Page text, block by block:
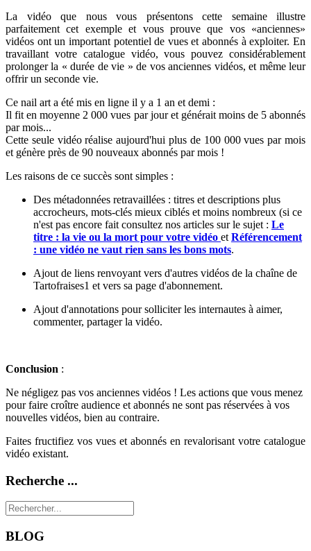
La vidéo que nous vous présentons cette semaine illustre
parfaitement cet exemple et vous prouve que vos «anciennes»
vidéos ont un important potentiel de vues et abonnés à exploiter. En
travaillant votre catalogue vidéo, vous pouvez considérablement
prolonger la « durée de vie » de vos anciennes vidéos, et même leur
offrir un seconde vie.
Ce nail art a été mis en ligne il y a 1 an et demi :
Il fit en moyenne 2 000 vues par jour et générait moins de 5 abonnés
par mois...
Cette seule vidéo réalise aujourd'hui plus de 100 000 vues par mois
et génère près de 90 nouveaux abonnés par mois !
Les raisons de ce succès sont simples :
Des métadonnées retravaillées : titres et descriptions plus
accrocheurs, mots-clés mieux ciblés et moins nombreux (si ce
n'est pas encore fait consultez nos articles sur le sujet : Le
titre : la vie ou la mort pour votre vidéo et Référencement
: une vidéo ne vaut rien sans les bons mots.
Ajout de liens renvoyant vers d'autres vidéos de la chaîne de
Tartofraises1 et vers sa page d'abonnement.
Ajout d'annotations pour solliciter les internautes à aimer,
commenter, partager la vidéo.
Conclusion :
Ne négligez pas vos anciennes vidéos ! Les actions que vous menez
pour faire croître audience et abonnés ne sont pas réservées à vos
nouvelles vidéos, bien au contraire.
Faites fructifiez vos vues et abonnés en revalorisant votre catalogue
vidéo existant.
Recherche ...
BLOG